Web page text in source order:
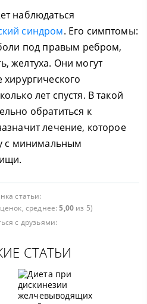
наблюдаться
синдром. Его симптомы:
под правым ребром,
желтуха. Они могут
хирургического
лет спустя. В такой
обратиться к
лечение, которое
с минимальным
статьи:
среднее:5,00 из 5)
с друзьями:
СТАТЬИ